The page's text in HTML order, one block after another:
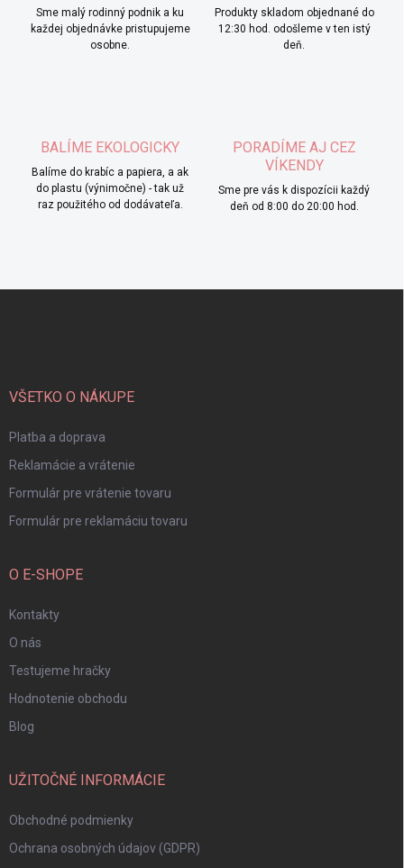
Sme malý rodinný podnik a ku
každej objednávke pristupujeme
osobne.
Produkty skladom objednané do
12:30 hod. odošleme v ten istý
deň.
BALÍME EKOLOGICKY
Balíme do krabíc a papiera, a ak
do plastu (výnimočne) - tak už
raz použitého od dodávateľa.
PORADÍME AJ CEZ
VÍKENDY
Sme pre vás k dispozícii každý
deň od 8:00 do 20:00 hod.
VŠETKO O NÁKUPE
Platba a doprava
Reklamácie a vrátenie
Formulár pre vrátenie tovaru
Formulár pre reklamáciu tovaru
O E-SHOPE
Kontakty
O nás
Testujeme hračky
Hodnotenie obchodu
Blog
UŽITOČNÉ INFORMÁCIE
Obchodné podmienky
Ochrana osobných údajov (GDPR)